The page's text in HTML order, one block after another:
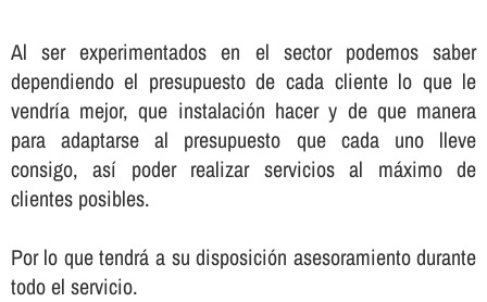
Al ser experimentados en el sector podemos saber
dependiendo el presupuesto de cada cliente lo que le
vendrí­a mejor, que instalación hacer y de que manera
para adaptarse al presupuesto que cada uno lleve
consigo, así­ poder realizar servicios al máximo de
clientes posibles.
Por lo que tendrá a su disposición asesoramiento durante
todo el servicio.